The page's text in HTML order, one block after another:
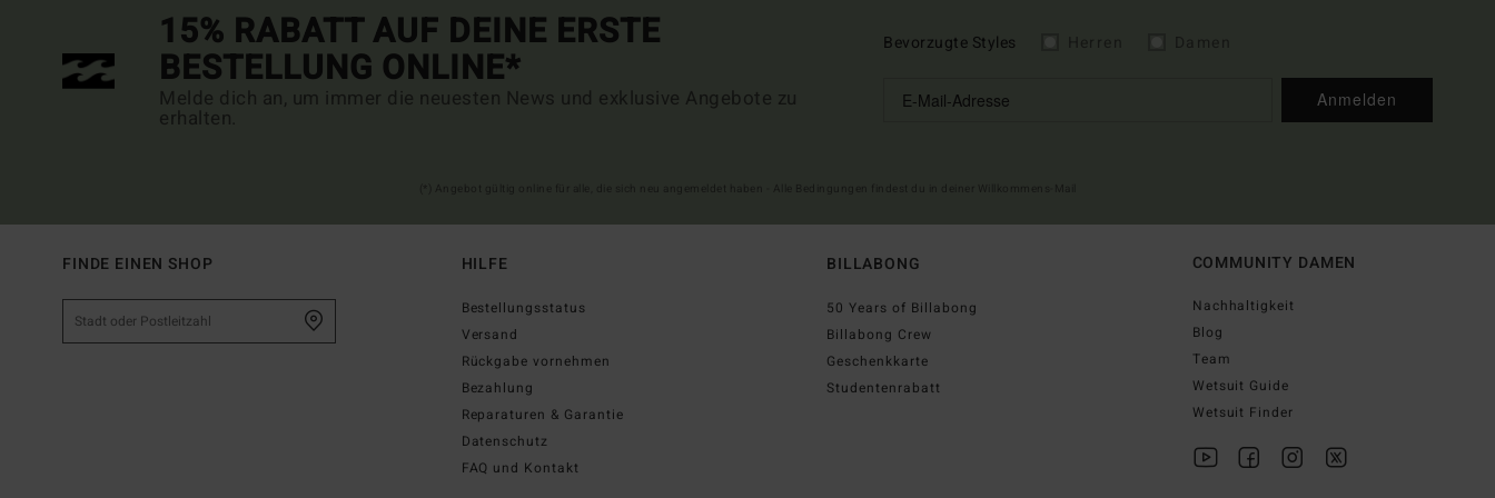
15% RABATT AUF DEINE ERSTE
BESTELLUNG ONLINE*
Melde dich an, um immer die neuesten News und exklusive Angebote zu
erhalten.
Bevorzugte Styles
Anmelden
FINDE EINEN SHOP HILFE
Bestellungsstatus
Versand
Rückgabe vornehmen
Bezahlung
Reparaturen & Garantie
Datenschutz
FAQ und Kontakt
BILLABONG
50 Years of Billabong
Billabong Crew
Geschenkkarte
Studentenrabatt
COMMUNITY DAMEN
Nachhaltigkeit
Blog
Team
Wetsuit Guide
Wetsuit Finder